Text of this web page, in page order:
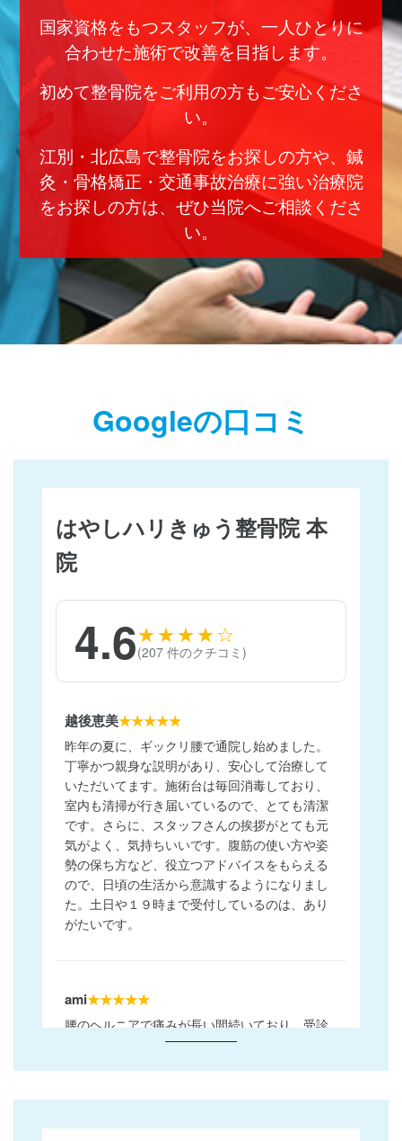
国家資格をもつスタッフが、一人ひとりに
合わせた施術で改善を目指します。
初めて整骨院をご利用の方もご安心くださ
い。
江別・北広島で整骨院をお探しの方や、鍼
灸・骨格矯正・交通事故治療に強い治療院
をお探しの方は、ぜひ当院へご相談くださ
い。
Googleの口コミ